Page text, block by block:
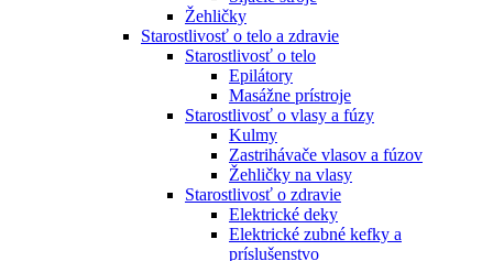
Žehličky
Starostlivosť o telo a zdravie
Starostlivosť o telo
Epilátory
Masážne prístroje
Starostlivosť o vlasy a fúzy
Kulmy
Zastrihávače vlasov a fúzov
Žehličky na vlasy
Starostlivosť o zdravie
Elektrické deky
Elektrické zubné kefky a
príslušenstvo